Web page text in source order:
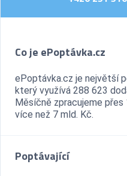
Co je ePoptávka.cz
ePoptávka.cz je největší
který využívá 288 623
Měsíčně zpracujeme
více než 7 mld. Kč.
Poptávající